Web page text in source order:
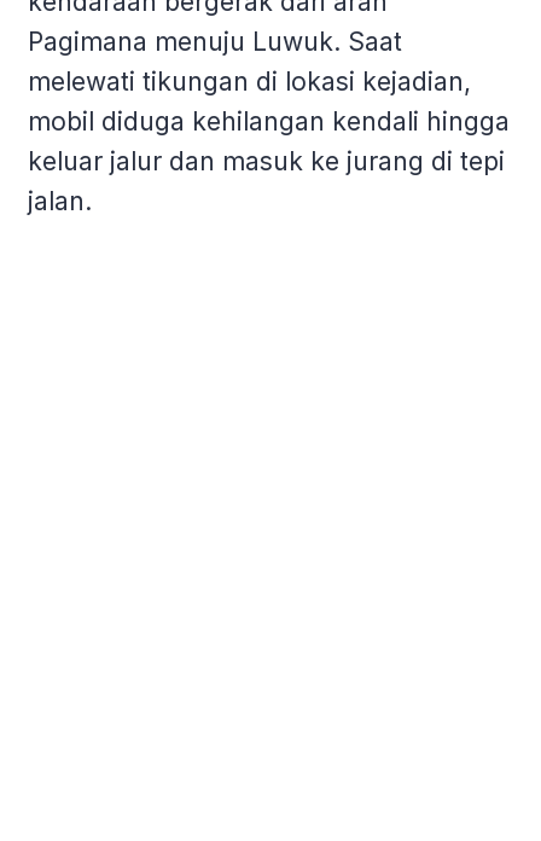
Pagimana menuju Luwuk. Saat
melewati tikungan di lokasi kejadian,
mobil diduga kehilangan kendali hingga
keluar jalur dan masuk ke jurang di tepi
jalan.